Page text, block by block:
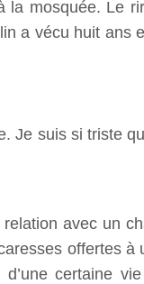
mosquée. Le
a vécu huit ans
Je suis si triste
avec un
offertes
certaine